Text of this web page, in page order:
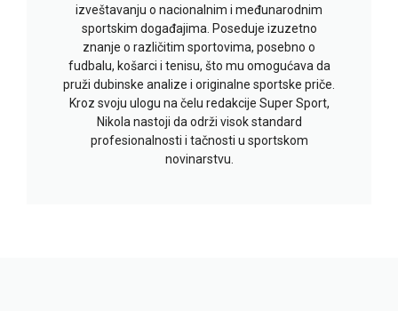
izveštavanju o nacionalnim i međunarodnim
sportskim događajima. Poseduje izuzetno
znanje o različitim sportovima, posebno o
fudbalu, košarci i tenisu, što mu omogućava da
pruži dubinske analize i originalne sportske priče.
Kroz svoju ulogu na čelu redakcije Super Sport,
Nikola nastoji da održi visok standard
profesionalnosti i tačnosti u sportskom
novinarstvu.